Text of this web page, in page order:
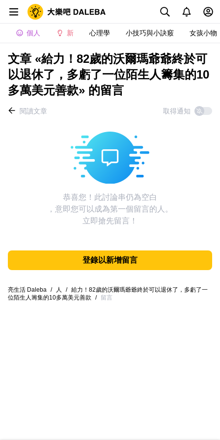
個人 新 心理學 小技巧與小訣竅 女孩小物
文章 «給力！82歲的沃爾瑪爺爺終於可
以退休了，多虧了一位陌生人籌集的10
多萬美元善款» 的留言
閱讀文章 取得通知
恭喜您！此討論串仍為空白
，意即您可以成為第一個留言的人。
立即搶先留言！
登錄以新增留言
亮生活 Daleba / 人 / 給力！82歲的沃爾瑪爺爺終於可以退休了，多虧了一
位陌生人籌集的10多萬美元善款
/ 留言